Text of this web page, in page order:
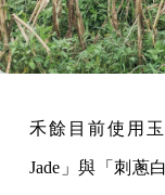
禾餘目前使用
Jade」與「刺蔥